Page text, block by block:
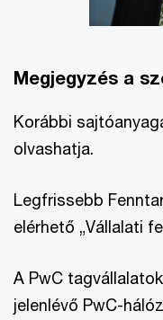
Megjegyzés a
Korábbi
olvashatja.
Legfrissebb
elérhető „Vállalati
A PwC
jelenlévő PwC-